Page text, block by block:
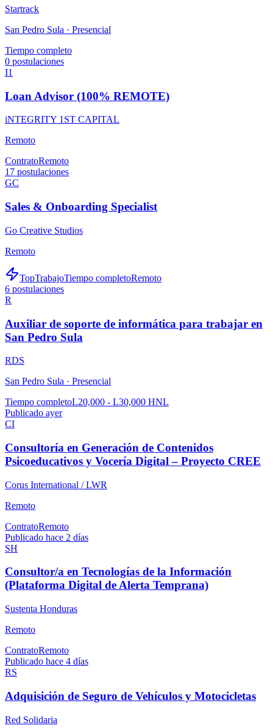
Startrack
San Pedro Sula · Presencial
Tiempo completo
0 postulaciones
I1
Loan Advisor (100% REMOTE)
iNTEGRITY 1ST CAPITAL
Remoto
ContratoRemoto
17 postulaciones
GC
Sales & Onboarding Specialist
Go Creative Studios
Remoto
TopTrabajoTiempo completoRemoto
6 postulaciones
R
Auxiliar de soporte de informática para trabajar en
San Pedro Sula
RDS
San Pedro Sula · Presencial
Tiempo completoL20,000 - L30,000 HNL
Publicado ayer
CI
Consultoría en Generación de Contenidos
Psicoeducativos y Vocería Digital – Proyecto CREE
Corus International / LWR
Remoto
ContratoRemoto
Publicado hace 2 días
SH
Consultor/a en Tecnologías de la Información
(Plataforma Digital de Alerta Temprana)
Sustenta Honduras
Remoto
ContratoRemoto
Publicado hace 4 días
RS
Adquisición de Seguro de Vehículos y Motocicletas
Red Solidaria